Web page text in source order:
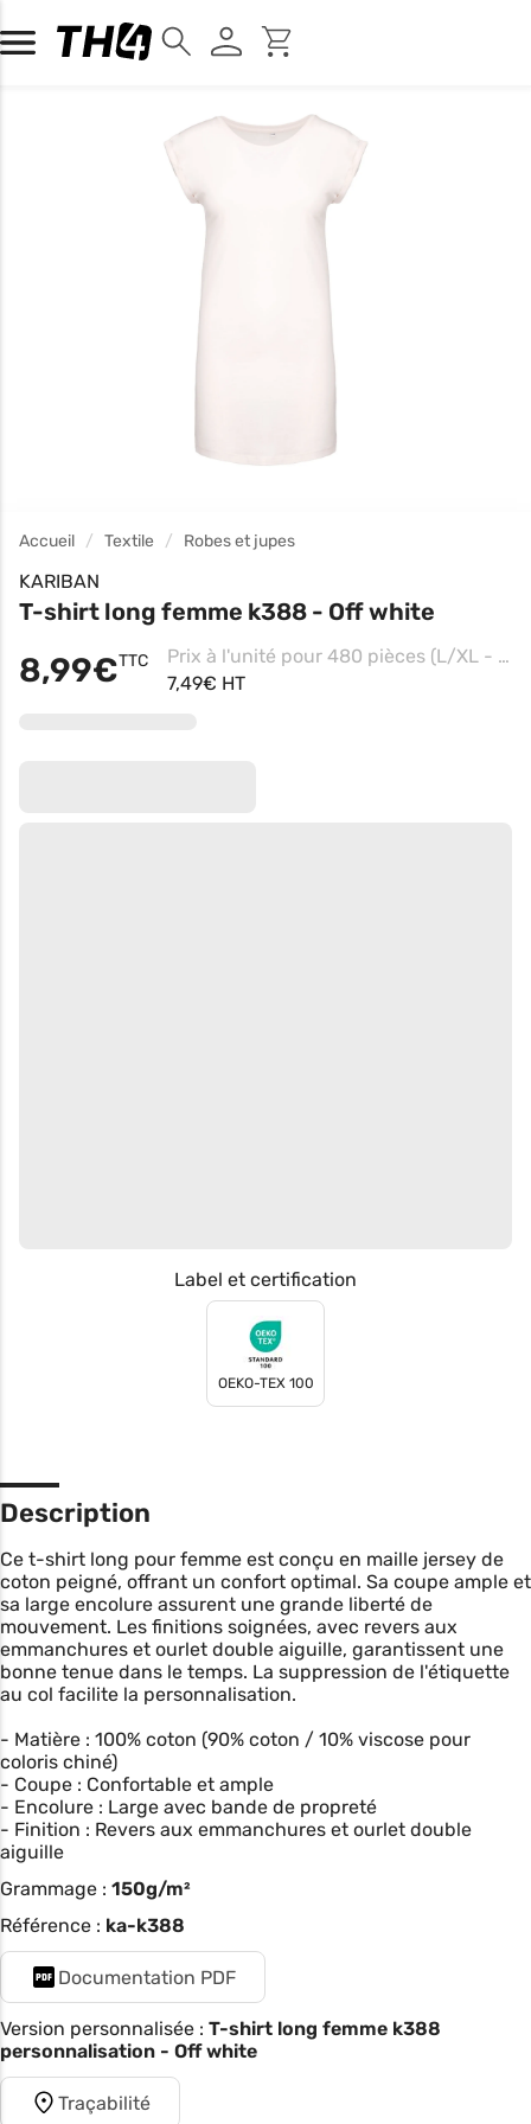
Accueil Textile Robes et jupes
KARIBAN
T-shirt long femme k388 - Off white
8,99€TTC
Prix à l'unité pour 480 pièces (L/XL - Navy)
7,49€ HT
Label et certification
OEKO-TEX 100
Description
Ce t-shirt long pour femme est conçu en maille jersey de
coton peigné, offrant un confort optimal. Sa coupe ample et
sa large encolure assurent une grande liberté de
mouvement. Les finitions soignées, avec revers aux
emmanchures et ourlet double aiguille, garantissent une
bonne tenue dans le temps. La suppression de l'étiquette
au col facilite la personnalisation.
- Matière : 100% coton (90% coton / 10% viscose pour
coloris chiné)
- Coupe : Confortable et ample
- Encolure : Large avec bande de propreté
- Finition : Revers aux emmanchures et ourlet double
aiguille
Grammage : 150g/m²
Référence : ka-k388
Documentation PDF
Version personnalisée : T-shirt long femme k388
personnalisation - Off white
Traçabilité